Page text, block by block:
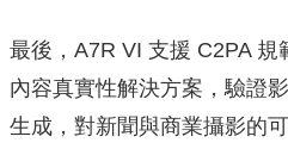
最後，A7R VI 支援 C2PA
內容真實性解決方案，驗證
生成，對新聞與商業攝影的